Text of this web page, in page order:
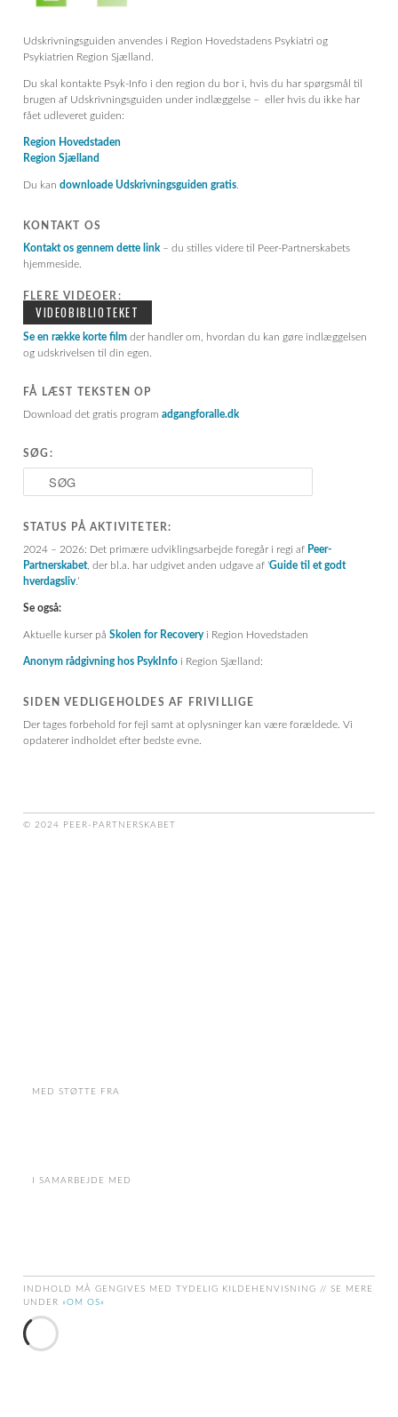
Udskrivningsguiden anvendes i Region Hovedstadens Psykiatri og
Psykiatrien Region Sjælland.
Du skal kontakte Psyk-Info i den region du bor i, hvis du har spørgsmål til
brugen af Udskrivningsguiden under indlæggelse – eller hvis du ikke har
fået udleveret guiden:
Region Hovedstaden
Region Sjælland
Du kan downloade Udskrivningsguiden gratis
KONTAKT OS
Kontakt os gennem dette link – du stilles videre til Peer-Partnerskabets
hjemmeside.
FLERE VIDEOER:
VIDEOBIBLIOTEKET
Se en række korte film der handler om, hvordan du kan gøre indlæggelsen
og udskrivelsen til din egen.
FÅ LÆST TEKSTEN OP
Download det gratis program adgangforalle.dk
SØG:
STATUS PÅ AKTIVITETER:
2024 – 2026: Det primære udviklingsarbejde foregår i regi af Peer-
Partnerskabet, der bl.a. har udgivet anden udgave af ‘Guide til et godt
hverdagsliv.’
Se også:
Aktuelle kurser på Skolen for Recoveryi Region Hovedstaden
Anonym rådgivning hos PsykInfo i Region Sjælland:
SIDEN VEDLIGEHOLDES AF FRIVILLIGE
Der tages forbehold for fejl samt at oplysninger kan være forældede. Vi
opdaterer indholdet efter bedste evne.
© 2024 PEER-PARTNERSKABET
MED STØTTE FRA
I SAMARBEJDE MED
INDHOLD MÅ GENGIVES MED TYDELIG KILDEHENVISNING // SE MERE
UNDER »OM OS«